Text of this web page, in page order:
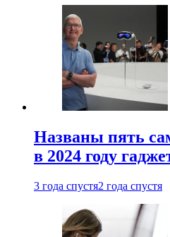
Названы пять
в 2024 году
3 года спустя2 года спустя